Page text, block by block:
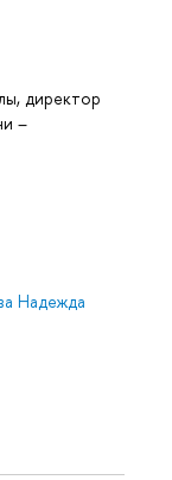
директор
–
Надежда